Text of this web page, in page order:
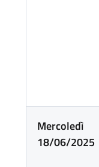
Mercoledì
18/06/2025